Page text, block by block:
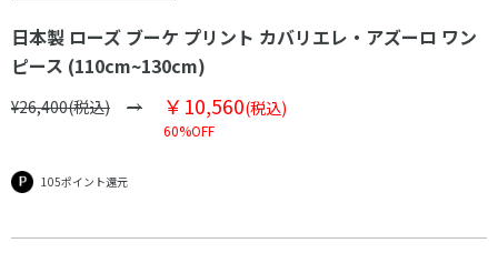
日本製 ローズ ブーケ プリント カバリエレ・アズーロ ワン
ピース (110cm~130cm)
¥26,400(税込) ￥10,560(税込)
60%OFF
105ポイント還元